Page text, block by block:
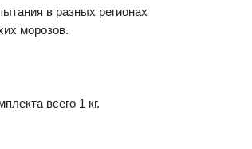
в разных регионах
морозов.
всего 1 кг.